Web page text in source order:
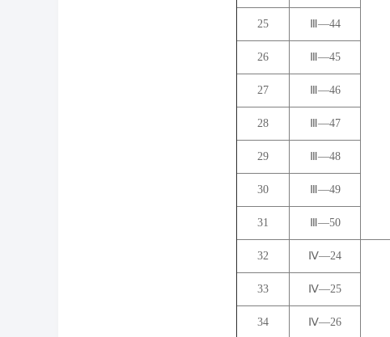
25
Ⅲ―44
26 Ⅲ―45
27 Ⅲ―46
28
Ⅲ―47
29 Ⅲ―48
30 Ⅲ―49
31 Ⅲ―50
32 Ⅳ―24
33 Ⅳ―25
34 Ⅳ―26